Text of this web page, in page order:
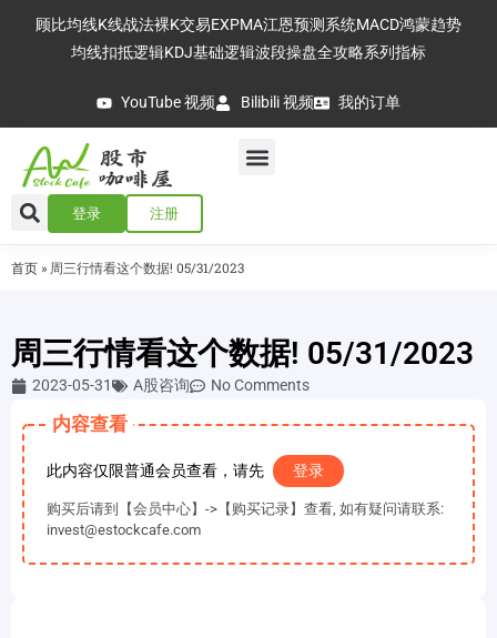
顾比均线K线战法裸K交易EXPMA江恩预测系统MACD鸿蒙趋势
均线扣抵逻辑KDJ基础逻辑波段操盘全攻略系列指标
YouTube 视频 Bilibili 视频 我的订单
登录 注册
首页 » 周三行情看这个数据! 05/31/2023
周三行情看这个数据! 05/31/2023
2023-05-31 A股咨询 No Comments
内容查看
此内容仅限普通会员查看，请先 登录
购买后请到【会员中心】->【购买记录】查看, 如有疑问请联系:
invest@estockcafe.com